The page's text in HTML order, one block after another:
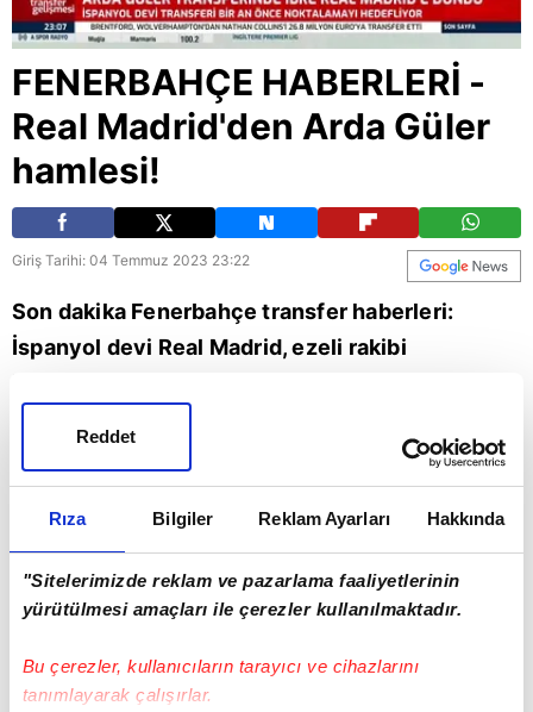
Rıza Bilgiler Reklam Ayarları Hakkında
"Sitelerimizde reklam ve pazarlama faaliyetlerinin
yürütülmesi amaçları ile çerezler kullanılmaktadır.
Bu çerezler, kullanıcıların tarayıcı ve cihazlarını
tanımlayarak çalışırlar.
Reddet
FENERBAHÇE HABERLERİ -
Real Madrid'den Arda Güler
hamlesi!
Giriş Tarihi: 04 Temmuz 2023 23:22
Son dakika Fenerbahçe transfer haberleri:
İspanyol devi Real Madrid, ezeli rakibi
detayları A Spor muhabiri Ahmet Selim Kul
aktardı. (FB spor haberi)
Spor Barcelona Fenerbahçe